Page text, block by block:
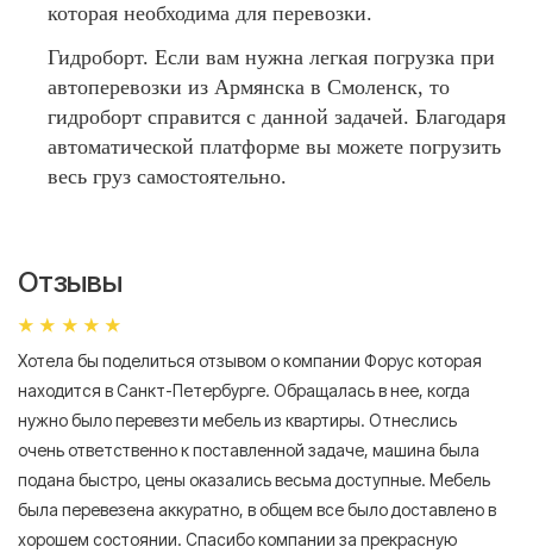
которая необходима для перевозки.
Гидроборт. Если вам нужна легкая погрузка при
автоперевозки из Армянска в Смоленск, то
гидроборт справится с данной задачей. Благодаря
автоматической платформе вы можете погрузить
весь груз самостоятельно.
Отзывы
Хотела бы поделиться отзывом о компании Форус которая
находится в Санкт-Петербурге. Обращалась в нее, когда
нужно было перевезти мебель из квартиры. Отнеслись
очень ответственно к поставленной задаче, машина была
подана быстро, цены оказались весьма доступные. Мебель
была перевезена аккуратно, в общем все было доставлено в
хорошем состоянии. Спасибо компании за прекрасную